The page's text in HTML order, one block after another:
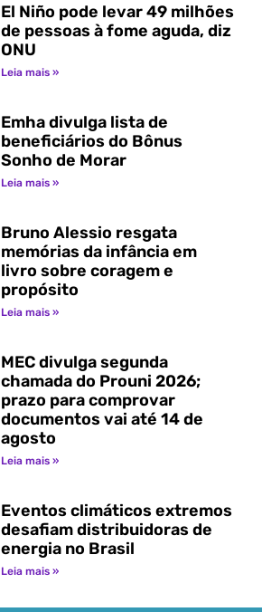
El Niño pode levar 49 milhões
de pessoas à fome aguda, diz
ONU
Leia mais »
Emha divulga lista de
beneficiários do Bônus
Sonho de Morar
Leia mais »
Bruno Alessio resgata
memórias da infância em
livro sobre coragem e
propósito
Leia mais »
MEC divulga segunda
chamada do Prouni 2026;
prazo para comprovar
documentos vai até 14 de
agosto
Leia mais »
Eventos climáticos extremos
desafiam distribuidoras de
energia no Brasil
Leia mais »